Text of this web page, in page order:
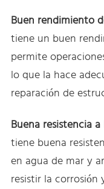
Buen rendimiento
tiene un buen
permite
lo que la hace
reparación de
Buena resistencia
tiene buena
en agua de mar y
resistir la corrosión